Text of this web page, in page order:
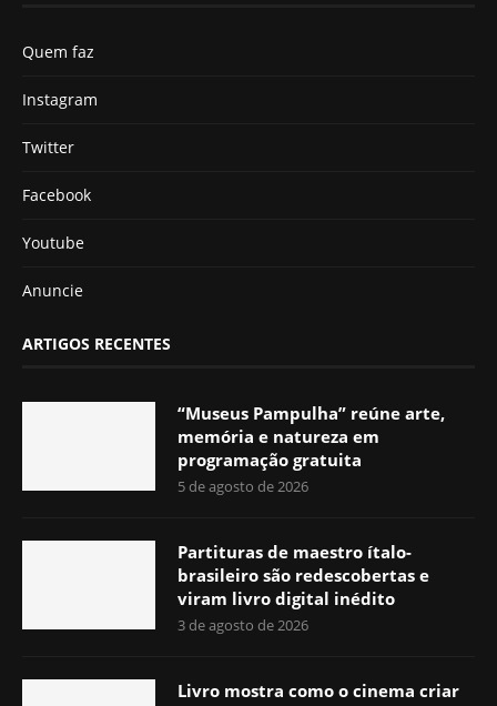
Quem faz
Instagram
Twitter
Facebook
Youtube
Anuncie
ARTIGOS RECENTES
“Museus Pampulha” reúne arte,
memória e natureza em
programação gratuita
5 de agosto de 2026
Partituras de maestro ítalo-
brasileiro são redescobertas e
viram livro digital inédito
3 de agosto de 2026
Livro mostra como o cinema criar